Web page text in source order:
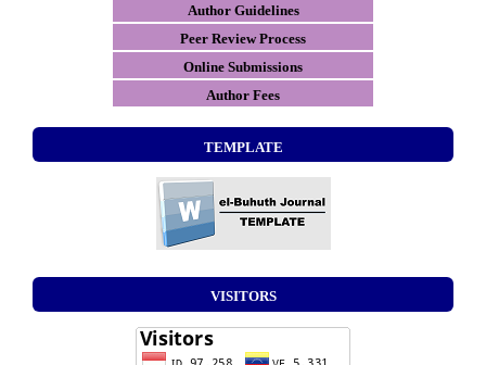
Author Guidelines
Peer Review Process
Online Submissions
Author Fees
TEMPLATE
VISITORS